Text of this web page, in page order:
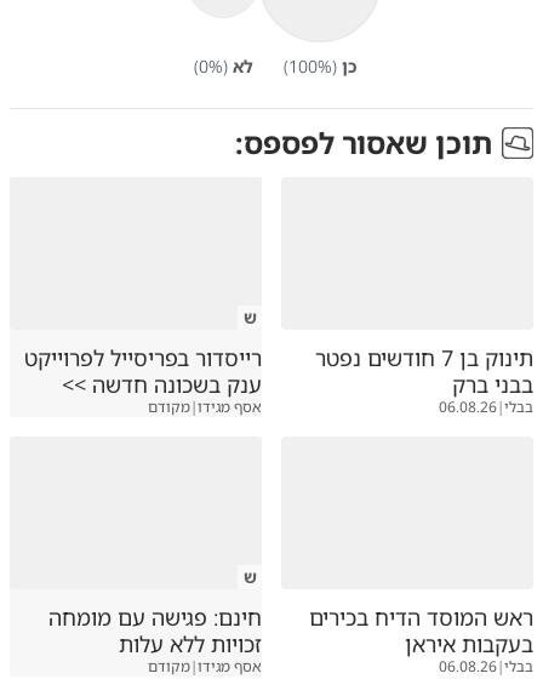
כן (
100%) לא (
0%)
תוכן שאסור לפספס:
תינוק בן 7 חודשים נפטר
בבני ברק
בבלי|
06.08.26
ש
רייסדור בפריסייל לפרוייקט
ענק בשכונה חדשה >>
אסף מגידו|מקודם
ראש המוסד הדיח בכירים
בעקבות איראן
בבלי|
06.08.26
ש
חינם: פגישה עם מומחה
זכויות ללא עלות
אסף מגידו|מקודם